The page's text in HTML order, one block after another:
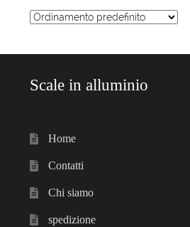
Scale in alluminio
Home
Contatti
Chi siamo
spedizione